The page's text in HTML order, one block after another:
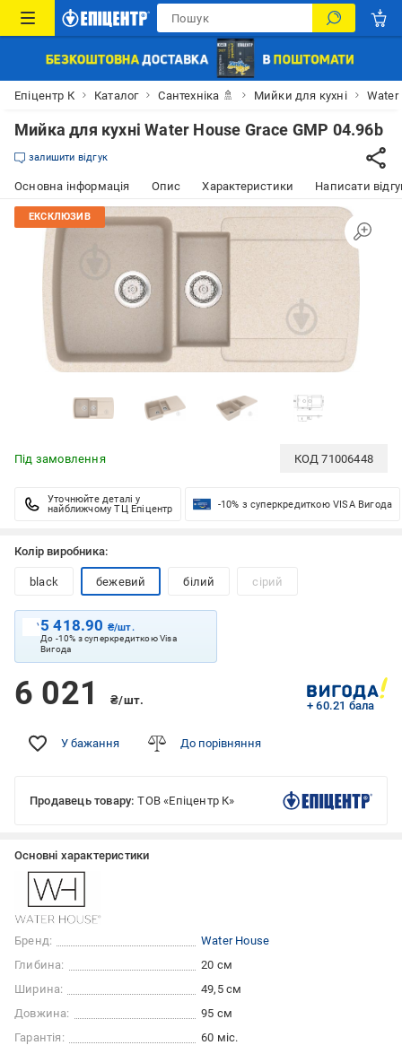
Епіцентр К Каталог Сантехніка 🚿 Мийки для кухні Water
Мийка для кухні Water House Grace GMP 04.96b
залишити відгук
Основна інформація Опис Характеристики Написати
Під замовлення КОД71006448
Уточнюйте деталі у
найближчому ТЦ Епіцентр
-10% з суперкредиткою VISA Вигода
Колір виробника:
black бежевий білий сірий
5 418.90 ₴/шт.
До -10% з суперкредиткою Visa
Вигода
6 021 ₴/шт. + 60.21 бала
У бажання До порівняння
Продавець товару: ТОВ «Епіцентр К»
Основні характеристики
Бренд:
Water House
Глибина:
20 см
Ширина:
49,5 см
Довжина:
95 см
Гарантія:
60 міс.